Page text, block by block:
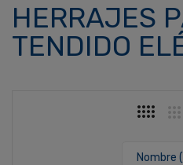
HERRAJES
TENDIDO
Nombre